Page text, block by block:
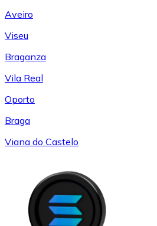
Aveiro
Viseu
Braganza
Vila Real
Oporto
Braga
Viana do Castelo